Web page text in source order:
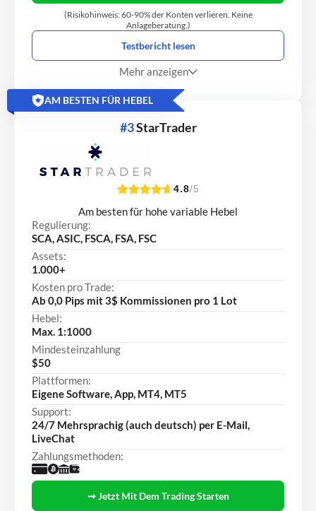
(Risikohinweis: 60-90% der Konten verlieren. Keine
Anlageberatung.)
Testbericht lesen
Mehr anzeigen
AM BESTEN FÜR HEBEL
#3StarTrader
4.8/5
Am besten für hohe variable Hebel
Regulierung:
SCA, ASIC, FSCA, FSA, FSC
Assets:
1.000+
Kosten pro Trade:
Ab 0,0 Pips mit 3$ Kommissionen pro 1 Lot
Hebel:
Max. 1:1000
Mindesteinzahlung
$50
Plattformen:
Eigene Software, App, MT4, MT5
Support:
24/7 Mehrsprachig (auch deutsch) per E-Mail,
LiveChat
Zahlungsmethoden:
➞ Jetzt Mit Dem Trading Starten